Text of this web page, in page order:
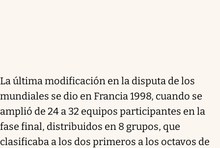
La última modificación en la disputa de los
mundiales se dio en Francia 1998, cuando se
amplió de 24 a 32 equipos participantes en la
fase final, distribuidos en 8 grupos, que
clasificaba a los dos primeros a los octavos de